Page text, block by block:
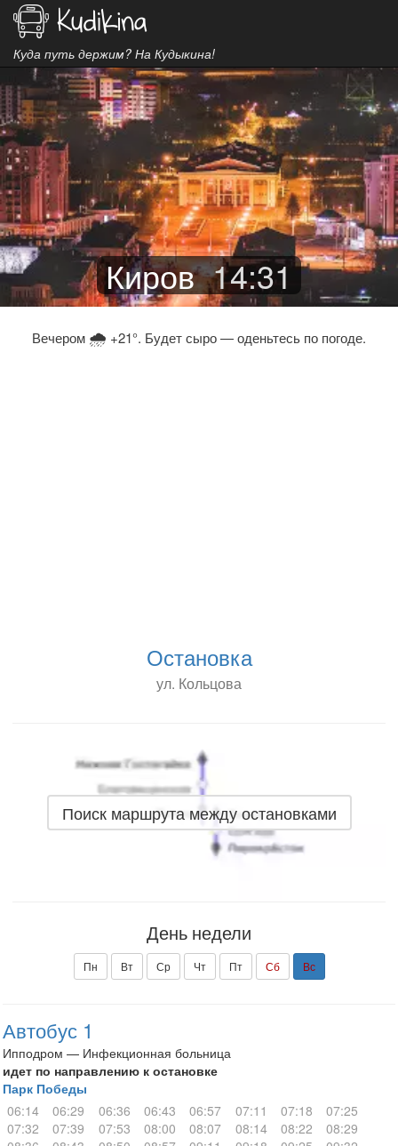
Куда путь держим? На Кудыкина!
Киров 14:31
Вечером 🌧 +21°. Будет сыро — оденьтесь по погоде.
Остановка
ул. Кольцова
Поиск маршрута между остановками
День недели
Пн Вт Ср Чт Пт Сб Вс
Автобус 1
Ипподром — Инфекционная больница
идет по направлению к остановке
Парк Победы
06:14
06:29 06:36 06:43 06:57 07:11 07:18
07:25
07:32
07:39 07:53 08:00 08:07 08:14 08:22
08:29